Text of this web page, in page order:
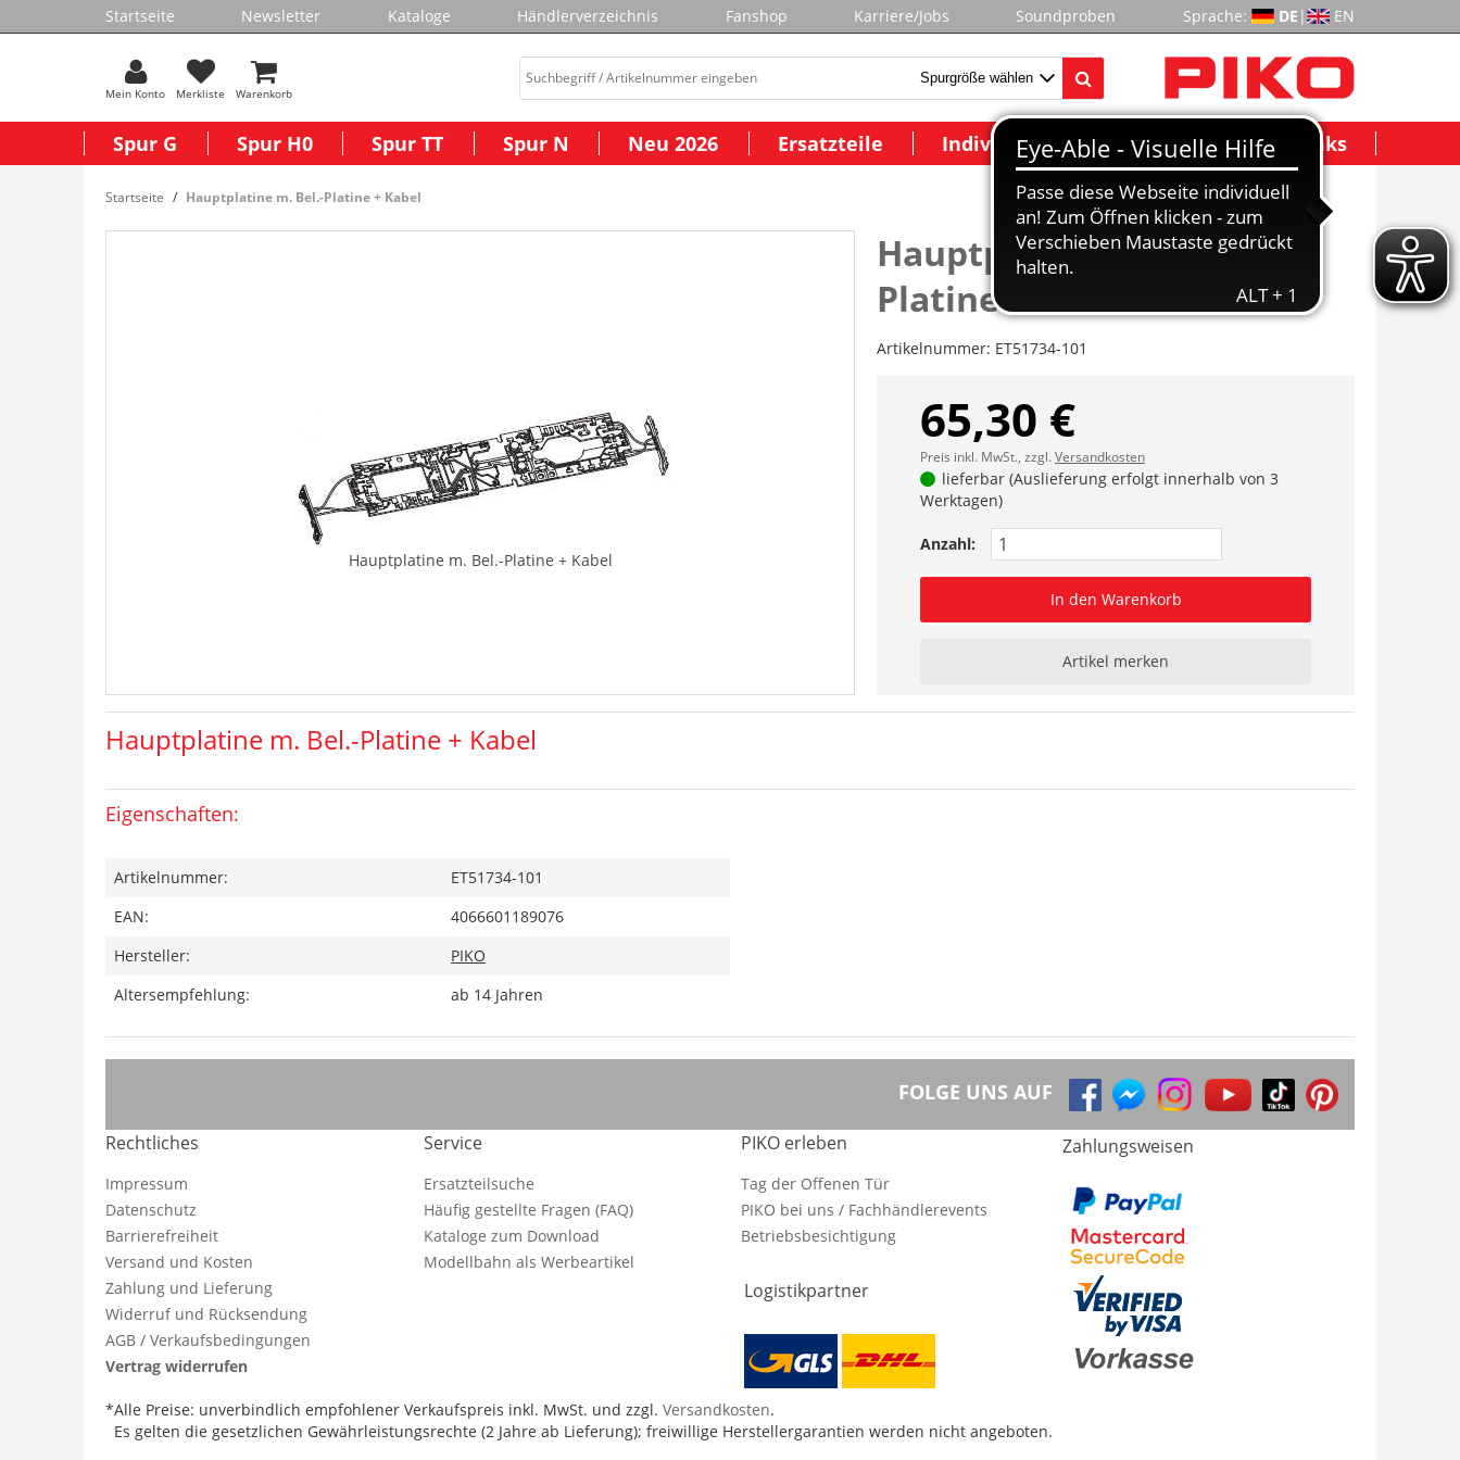
Startseite Newsletter Kataloge Händlerverzeichnis Fanshop Karriere/Jobs Soundproben Sprache: DE | EN
Mein Konto Merkliste Warenkorb
Spur G Spur H0 Spur TT Spur N Neu 2026 Ersatzteile Individuelle Modelle Wichtige Links
Startseite Hauptplatine m. Bel.-Platine + Kabel
Hauptplatine m. Bel.-Platine + Kabel
Hauptplatine m. Bel.-
Platine + Kabel
Artikelnummer: ET51734-101
65,30 €
Preis inkl. MwSt., zzgl.Versandkosten
lieferbar (Auslieferung erfolgt innerhalb von 3
Werktagen)
Anzahl:
In den Warenkorb
Artikel merken
Hauptplatine m. Bel.-Platine + Kabel
Eigenschaften:
Artikelnummer:
ET51734-101
EAN:
4066601189076
Hersteller:
PIKO
Altersempfehlung:
ab 14 Jahren
FOLGE UNS AUF
Rechtliches
Impressum
Datenschutz
Barrierefreiheit
Versand und Kosten
Zahlung und Lieferung
Widerruf und Rücksendung
AGB / Verkaufsbedingungen
Vertrag widerrufen
Service
Ersatzteilsuche
Häufig gestellte Fragen (FAQ)
Kataloge zum Download
Modellbahn als Werbeartikel
PIKO erleben
Tag der Offenen Tür
PIKO bei uns / Fachhändlerevents
Betriebsbesichtigung
Logistikpartner
Zahlungsweisen
*Alle Preise: unverbindlich empfohlener Verkaufspreis inkl. MwSt. und zzgl. Versandkosten.
Es gelten die gesetzlichen Gewährleistungsrechte (2 Jahre ab Lieferung); freiwillige Herstellergarantien werden nicht angeboten.